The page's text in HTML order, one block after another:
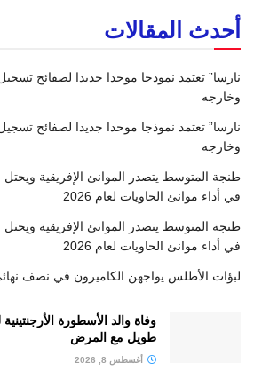
أحدث المقالات
نارسا” تعتمد نموذجا موحدا جديدا لصفائح
وخارجه
نارسا” تعتمد نموذجا موحدا جديدا لصفائح
وخارجه
طنجة المتوسط يتصدر الموانئ الإفريقية ويحتل
في أداء موانئ الحاويات لعام 2026
طنجة المتوسط يتصدر الموانئ الإفريقية ويحتل
في أداء موانئ الحاويات لعام 2026
لبؤات الأطلس يواجهن الكاميرون في نصف
وفاة والد الأسطورة
طويل مع المرض
أغسطس 8, 2026